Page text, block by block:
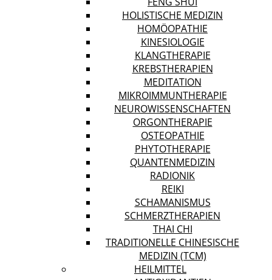
HOLISTISCHE MEDIZIN
HOMÖOPATHIE
KINESIOLOGIE
KLANGTHERAPIE
KREBSTHERAPIEN
MEDITATION
MIKROIMMUNTHERAPIE
NEUROWISSENSCHAFTEN
ORGONTHERAPIE
OSTEOPATHIE
PHYTOTHERAPIE
QUANTENMEDIZIN
RADIONIK
REIKI
SCHAMANISMUS
SCHMERZTHERAPIEN
THAI CHI
TRADITIONELLE CHINESISCHE
MEDIZIN (TCM)
HEILMITTEL